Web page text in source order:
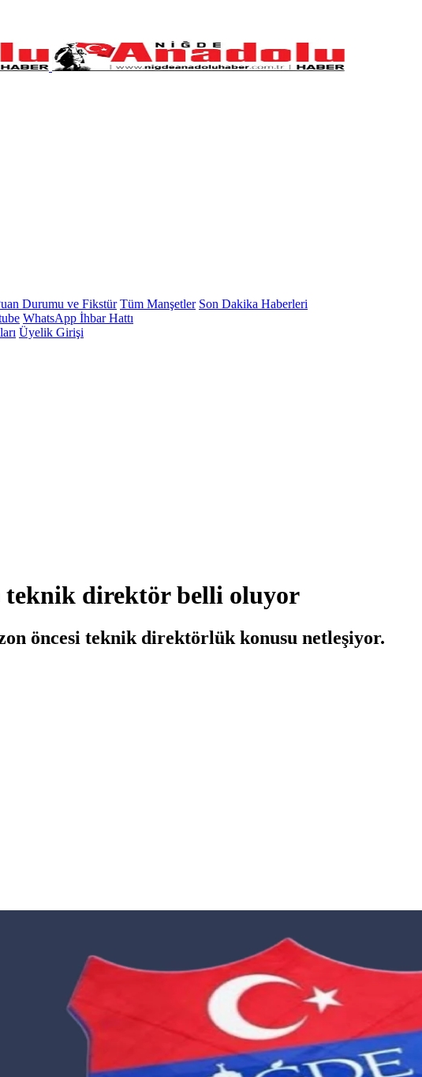
Durumu ve Fikstür Tüm Manşetler Son Dakika Haberleri
WhatsApp İhbar Hattı
Üyelik Girişi
teknik direktör belli oluyor
öncesi teknik direktörlük konusu netleşiyor.